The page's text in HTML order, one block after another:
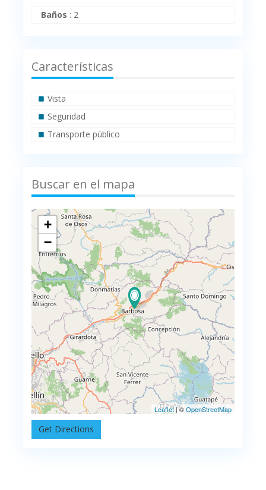
Baños : 2
Características
Vista
Seguridad
Transporte público
Buscar en el mapa
+
−
Leaflet| ©OpenStreetMap
Get Directions